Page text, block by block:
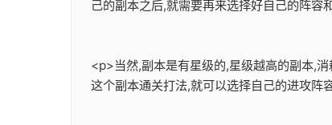
己的副本之后,就需要再来选择好自己的阵容
<p>当然,副本是有星级的,星级越高的副本,
这个副本通关打法,就可以选择自己的进攻阵